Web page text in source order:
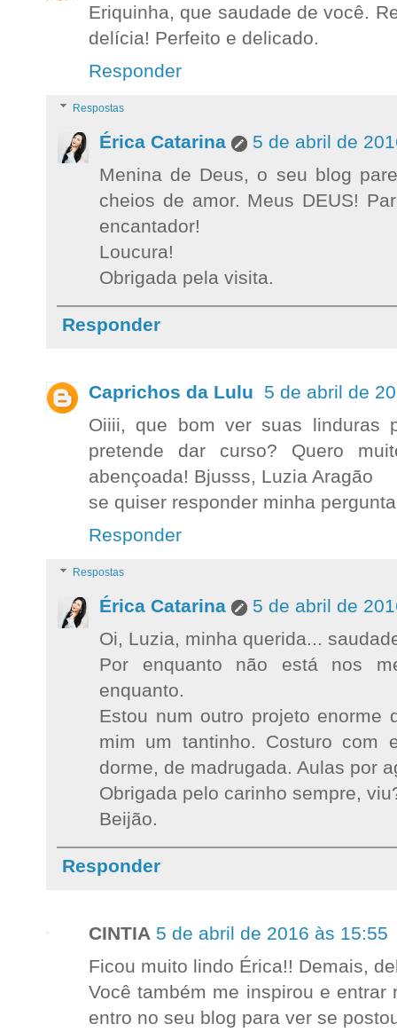
Eriquinha, que saudade de você.
delícia! Perfeito e delicado.
Responder
Respostas
Érica Catarina
5 de abril de
Menina de Deus, o seu blog
cheios de amor. Meus DEUS!
encantador!
Loucura!
Obrigada pela visita.
Responder
Caprichos da Lulu 5 de abril de
Oiiii, que bom ver suas linduras
pretende dar curso? Quero
abençoada! Bjusss, Luzia Aragão
se quiser responder minha
Responder
Respostas
Érica Catarina
5 de abril de
Oi, Luzia, minha querida...
Por enquanto não está nos
enquanto.
Estou num outro projeto enorme
mim um tantinho. Costuro com
dorme, de madrugada. Aulas por
Obrigada pelo carinho sempre,
Beijão.
Responder
CINTIA 5 de abril de 2016 às 15:55
Ficou muito lindo Érica!! Demais,
Você também me inspirou e
entro no seu blog para ver se